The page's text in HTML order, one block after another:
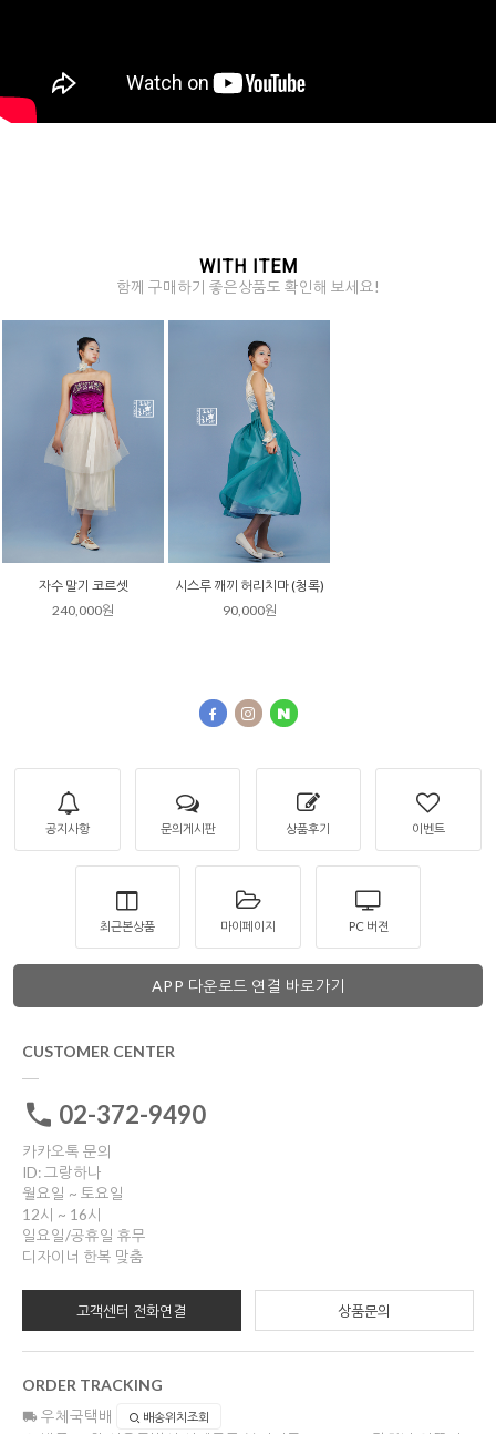
WITH ITEM
함께 구매하기 좋은상품도 확인해 보세요!
자수 말기 코르셋
240,000원
시스루 깨끼 허리치마 (청록)
90,000원
공지사항 문의게시판 상품후기 이벤트
최근본상품 마이페이지 PC 버젼
APP 다운로드 연결 바로가기
CUSTOMER CENTER
02-372-9490
카카오톡 문의
ID: 그랑하나
월요일 ~ 토요일
12시 ~ 16시
일요일/공휴일 휴무
디자이너 한복 맞춤
고객센터 전화연결 상품문의
ORDER TRACKING
우체국택배 배송위치조회